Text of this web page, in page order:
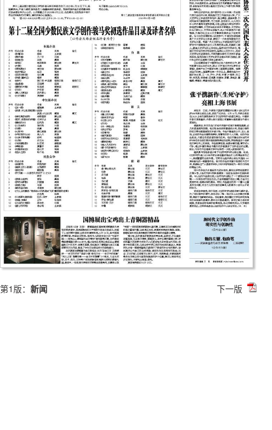
第1版： 新闻 下一版